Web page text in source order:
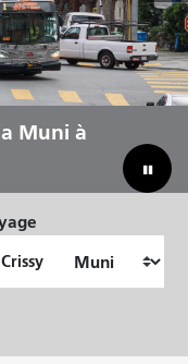
Muni à
tout
pour